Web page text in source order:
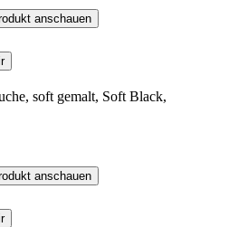
anschauen
soft gemalt, Soft Black,
anschauen